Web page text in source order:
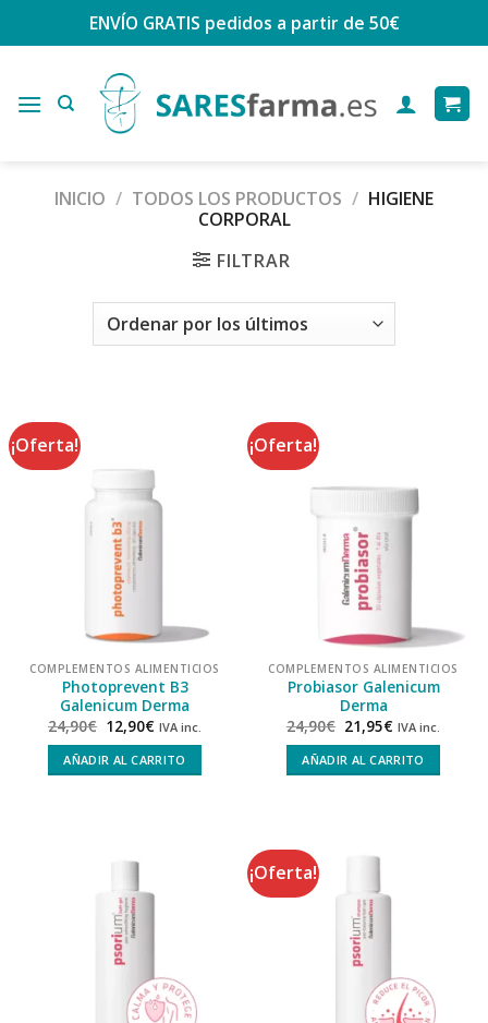
ENVÍO GRATIS pedidos a partir de 50€
INICIO / TODOS LOS PRODUCTOS / HIGIENE
CORPORAL
FILTRAR
¡Oferta!
COMPLEMENTOS ALIMENTICIOS
Photoprevent B3
Galenicum Derma
24,90€ 12,90€ IVA inc.
AÑADIR AL CARRITO
¡Oferta!
COMPLEMENTOS ALIMENTICIOS
Probiasor Galenicum
Derma
24,90€ 21,95€ IVA inc.
AÑADIR AL CARRITO
¡Oferta!